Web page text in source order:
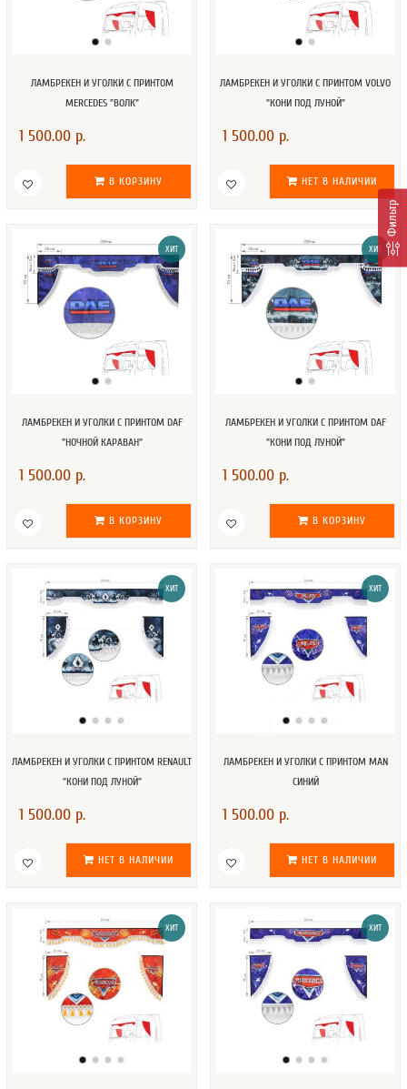
Фильтр
ЛАМБРЕКЕН И УГОЛКИ С ПРИНТОМ
MERCEDES "ВОЛК"
1 500.00 р.
В КОРЗИНУ
ЛАМБРЕКЕН И УГОЛКИ С ПРИНТОМ VOLVO
"КОНИ ПОД ЛУНОЙ"
1 500.00 р.
НЕТ В НАЛИЧИИ
ХИТ
ЛАМБРЕКЕН И УГОЛКИ С ПРИНТОМ DAF
"НОЧНОЙ КАРАВАН"
1 500.00 р.
В КОРЗИНУ
ХИТ
ЛАМБРЕКЕН И УГОЛКИ С ПРИНТОМ DAF
"КОНИ ПОД ЛУНОЙ"
1 500.00 р.
В КОРЗИНУ
ХИТ
ЛАМБРЕКЕН И УГОЛКИ С ПРИНТОМ RENAULT
"КОНИ ПОД ЛУНОЙ"
1 500.00 р.
НЕТ В НАЛИЧИИ
ХИТ
ЛАМБРЕКЕН И УГОЛКИ С ПРИНТОМ MAN
СИНИЙ
1 500.00 р.
НЕТ В НАЛИЧИИ
ХИТ ХИТ